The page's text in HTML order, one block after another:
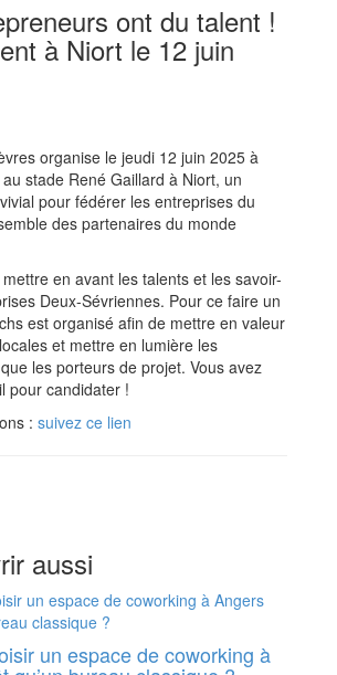
ont du talent !
à Niort le 12 juin
organise le jeudi 12 juin 2025 à
stade René Gaillard à Niort, un
pour fédérer les entreprises du
des partenaires du monde
mettre en avant les talents et les savoir-
Deux-Sévriennes. Pour ce faire un
est organisé afin de mettre en valeur
et mettre en lumière les
les porteurs de projet. Vous avez
pour candidater !
: suivez ce lien
aussi
un espace de coworking à